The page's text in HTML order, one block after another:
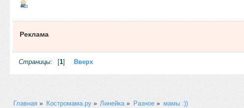
Реклама
Страницы: 1 Вверх
Главная » Костромама.ру» Линейка» Разное» мамы :))